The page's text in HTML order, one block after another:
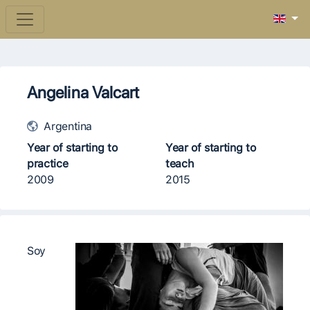
Angelina Valcart
Argentina
Year of starting to
practice
2009
Year of starting to
teach
2015
Soy